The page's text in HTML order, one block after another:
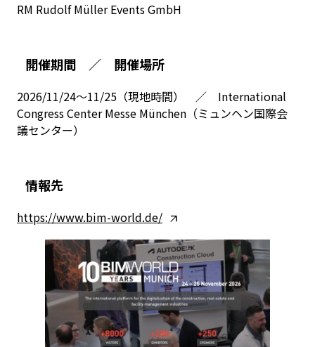
RM Rudolf Müller Events GmbH
開催期間 ／ 開催場所
2026/11/24～11/25（現地時間） ／ International
Congress Center Messe München（ミュンヘン国際会
議センター）
情報先
https://www.bim-world.de/